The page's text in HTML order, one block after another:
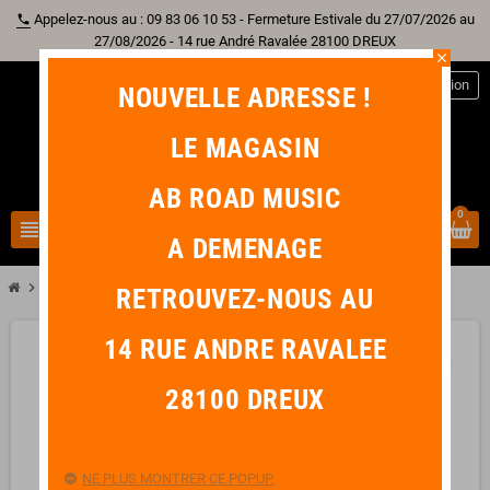
phone Appelez-nous au : 09 83 06 10 53 - Fermeture Estivale du 27/07/2026 au
27/08/2026 - 14 rue André Ravalée 28100 DREUX
view_headline
Connexion
0
chevron_right Cymbale chevron_rightCrash chevron_right SABIAN B8X Medium Crash 18"
close
NOUVELLE ADRESSE !
LE MAGASIN
AB ROAD MUSIC
A DEMENAGE
RETROUVEZ-NOUS AU
14 RUE ANDRE RAVALEE
28100 DREUX
NE PLUS MONTRER CE POPUP.